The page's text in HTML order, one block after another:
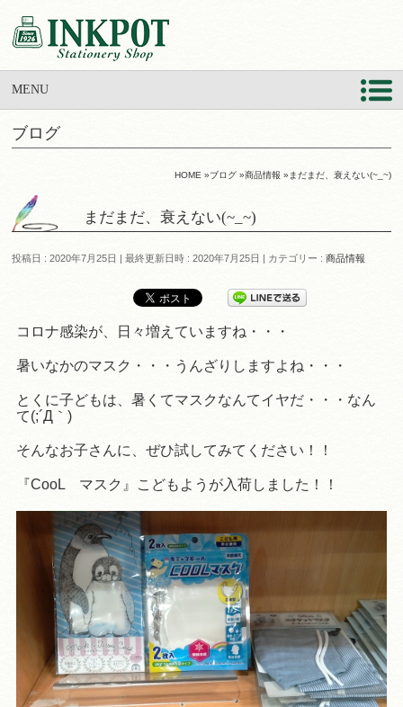
MENU
ブログ
HOME »ブログ»商品情報 » まだまだ、衰えない(~_~)
まだまだ、衰えない(~_~)
投稿日 : 2020年7月25日 最終更新日時 : 2020年7月25日 カテゴリー :商品情報
コロナ感染が、日々増えていますね・・・
暑いなかのマスク・・・うんざりしますよね・・・
とくに子どもは、暑くてマスクなんてイヤだ・・・なん
て(;´Д｀)
そんなお子さんに、ぜひ試してみてください！！
『CooL マスク』こどもようが入荷しました！！